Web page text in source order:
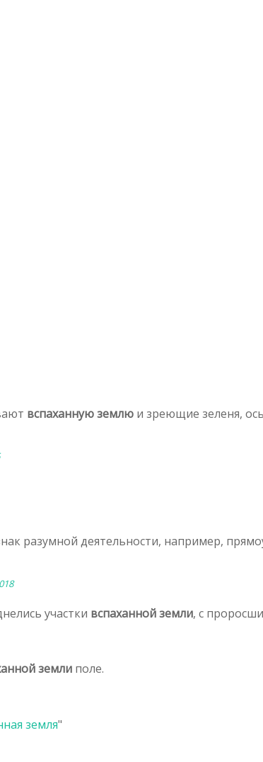
вспаханную землю и зреющие зеленя,
разумной деятельности, например,
участки вспаханной земли, с
земли поле.
земля"